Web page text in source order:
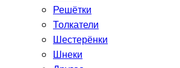
Решётки
Толкатели
Шестерёнки
Шнеки